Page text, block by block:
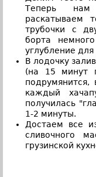
Теперь нам
раскатываем
трубочки с
борта
углубление для
В лодочку
(на 15 минут
подрумянится,
каждый
получилась
1-2 минуты.
Достаем все
сливочного
грузинской